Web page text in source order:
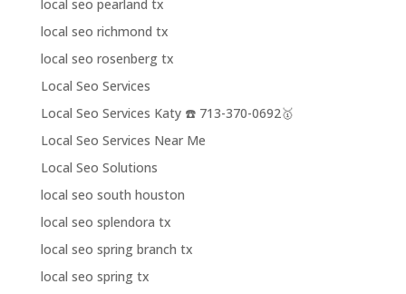
local seo pearland tx
local seo richmond tx
local seo rosenberg tx
Local Seo Services
Local Seo Services Katy ☎️ 713-370-0692🥇
Local Seo Services Near Me
Local Seo Solutions
local seo south houston
local seo splendora tx
local seo spring branch tx
local seo spring tx